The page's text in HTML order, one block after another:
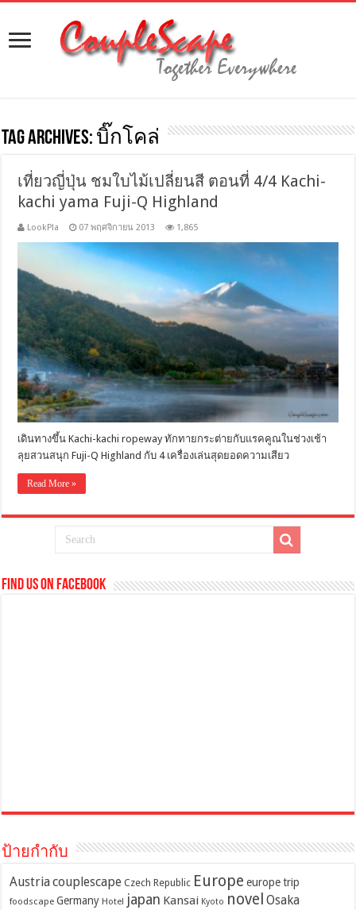
Tag Archives: บิ๊กโคล่
เที่ยวญี่ปุ่น ชมใบไม้เปลี่ยนสี ตอนที่ 4/4 Kachi-
kachi yama Fuji-Q Highland
LookPla 07 พฤศจิกายน 2013 1,865
เดินทางขึ้น Kachi-kachi ropeway ทักทายกระต่ายกับแรคคูณในช่วงเช้า
ลุยสวนสนุก Fuji-Q Highland กับ 4 เครื่องเล่นสุดยอดความเสียว
Read More »
Find us on Facebook
ป้ายกำกับ
Austriacouplescape Czech Republic Europe europe trip
foodscape Germany Hotel japan Kansai Kyoto novel Osaka